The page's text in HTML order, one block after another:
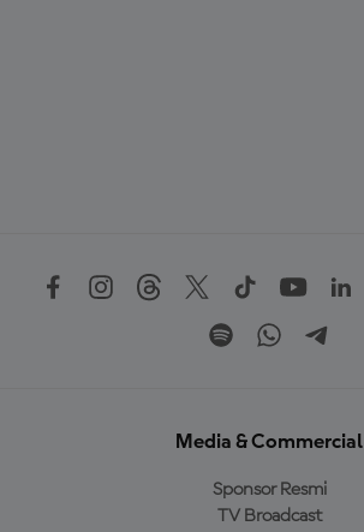
Media & Commercial
Sponsor Resmi
TV Broadcast